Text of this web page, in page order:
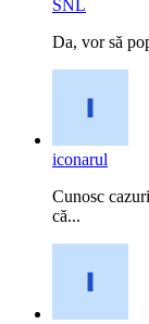
SNL
Da, vor să
iconarul
Cunosc
că...